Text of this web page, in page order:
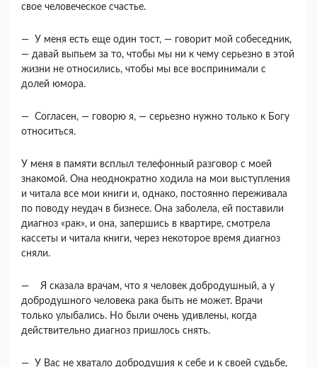
свое человеческое счастье.
— У меня есть еще один тост, — говорит мой собеседник,
— давай выпьем за то, чтобы мы ни к чему серьезно в этой
жизни не относились, чтобы мы все воспринимали с
долей юмора.
— Согласен, — говорю я, — серьезно нужно только к Богу
относиться.
У меня в памяти всплыл телефонный разговор с моей
знакомой. Она неоднократно ходила на мои выступления
и читала все мои книги и, однако, по­стоянно переживала
по поводу неудач в бизнесе. Она заболела, ей поставили
диагноз «рак», и она, запершись в квартире, смотрела
кассеты и читала книги, через некоторое время диагноз
сняли.
— Я сказала врачам, что я человек добродуш­ный, а у
добродушного человека рака быть не мо­жет. Врачи
только улыбались. Но были очень удивлены, когда
действительно диагноз пришлось снять.
— У Вас не хватало добродушия к себе и к своей судьбе,